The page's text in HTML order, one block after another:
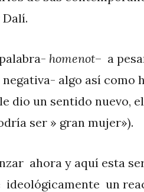
homenot– a
algo así como
dio un sentido nuevo,
ser » gran mujer»).
ahora y aquí esta
ideológicamente un